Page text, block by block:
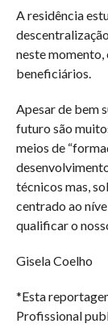
A residência
neste momento,
beneficiários.
Apesar de bem
futuro são
meios de
técnicos mas,
centrado ao
qualificar o
Gisela Coelho
*Esta
Profissional